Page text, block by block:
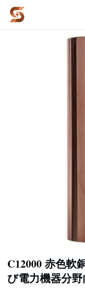
C12000 赤色軟
び電力機器分